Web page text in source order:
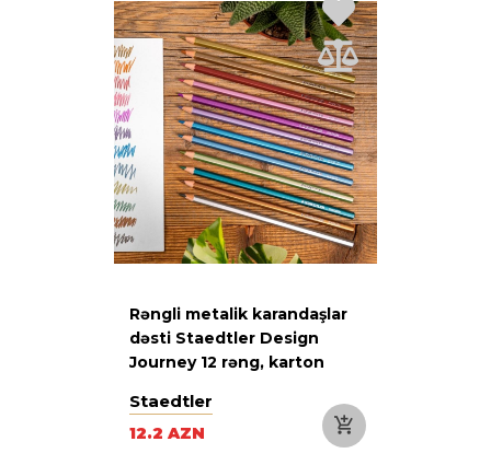
Rəngli metalik karandaşlar
dəsti Staedtler Design
Journey 12 rəng, karton
Staedtler
12.2 AZN